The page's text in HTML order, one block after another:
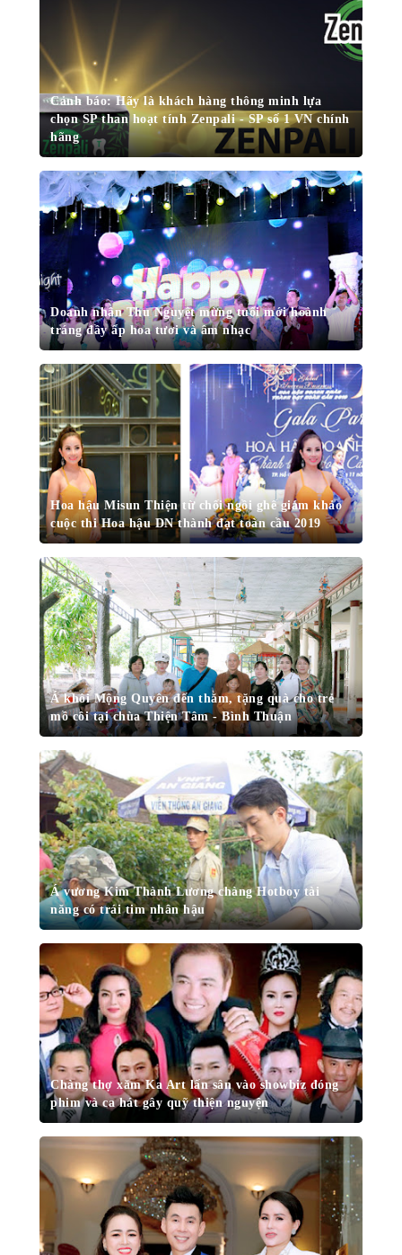
Cảnh báo: Hãy là khách hàng thông minh lựa
chọn SP than hoạt tính Zenpali - SP số 1 VN chính
hãng
Doanh nhân Thu Nguyệt mừng tuổi mới hoành
tráng đầy ấp hoa tươi và âm nhạc
Hoa hậu Misun Thiện từ chối ngồi ghế giám khảo
cuộc thi Hoa hậu DN thành đạt toàn cầu 2019
Á khôi Mộng Quyên đến thăm, tặng quà cho trẻ
mồ côi tại chùa Thiện Tâm - Bình Thuận
Á vương Kim Thành Lương chàng Hotboy tài
năng có trái tim nhân hậu
Chàng thợ xăm Ka Art lấn sân vào showbiz đóng
phim và ca hát gây quỹ thiện nguyện